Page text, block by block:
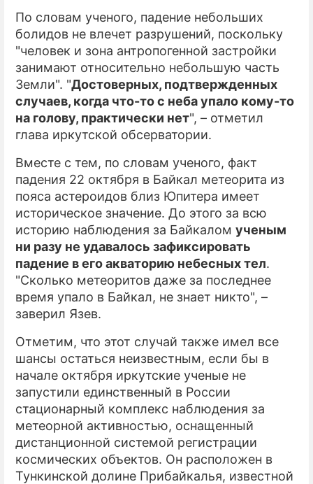
По словам ученого, падение небольших
болидов не влечет разрушений, поскольку
"человек и зона антропогенной застройки
занимают относительно небольшую часть
Земли". "Достоверных, подтвержденных
случаев, когда что-то с неба упало кому-то
на голову, практически нет", – отметил
глава иркутской обсерватории.
Вместе с тем, по словам ученого, факт
падения 22 октября в Байкал метеорита из
пояса астероидов близ Юпитера имеет
историческое значение. До этого за всю
историю наблюдения за Байкалом ученым
ни разу не удавалось зафиксировать
падение в его акваторию небесных тел.
"Сколько метеоритов даже за последнее
время упало в Байкал, не знает никто", –
заверил Язев.
Отметим, что этот случай также имел все
шансы остаться неизвестным, если бы в
начале октября иркутские ученые не
запустили единственный в России
стационарный комплекс наблюдения за
метеорной активностью, оснащенный
дистанционной системой регистрации
космических объектов. Он расположен в
Тункинской долине Прибайкалья, известной